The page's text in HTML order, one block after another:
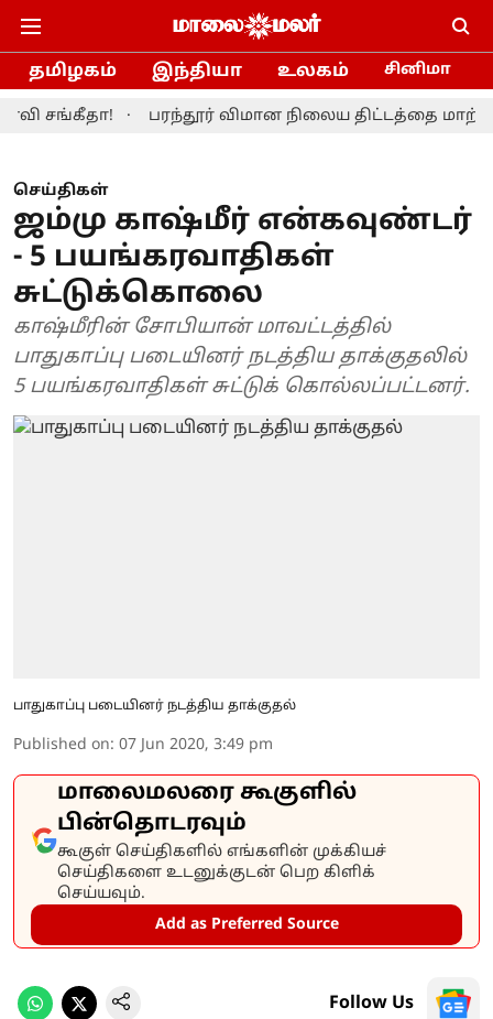
தமிழகம் இந்தியா உலகம் சினிமா
பரந்தூர் விமான நிலைய திட்டத்தை
செய்திகள்
ஜம்மு காஷ்மீர் என்கவுண்டர்
- 5 பயங்கரவாதிகள்
சுட்டுக்கொலை
காஷ்மீரின் சோபியான் மாவட்டத்தில்
பாதுகாப்பு படையினர் நடத்திய தாக்குதலில்
5 பயங்கரவாதிகள் சுட்டுக் கொல்லப்பட்டனர்.
பாதுகாப்பு படையினர் நடத்திய தாக்குதல்
Published on: 07 Jun 2020, 3:49 pm
மாலைமலரை கூகுளில்
பின்தொடரவும்
கூகுள் செய்திகளில் எங்களின் முக்கியச்
செய்திகளை உடனுக்குடன் பெற கிளிக்
செய்யவும்.
Add as Preferred Source
Follow Us